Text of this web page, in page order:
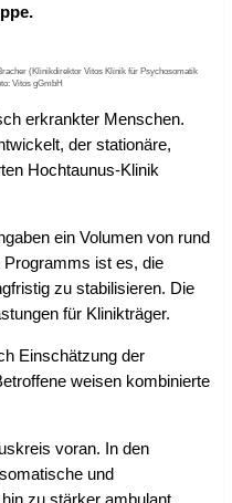
(Klinikdirektor Vitos Klinik für Psychosomatik
Vitos gGmbH
erkrankter Menschen.
der stationäre,
Hochtaunus-Klinik
ein Volumen von rund
Programms ist es, die
zu stabilisieren. Die
für Klinikträger.
Einschätzung der
weisen kombinierte
voran. In den
und
zu stärker ambulant